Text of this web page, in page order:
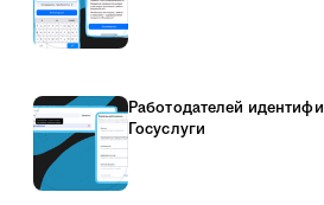
Работодателей
Госуслуги